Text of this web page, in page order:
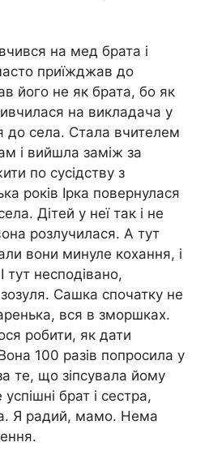
на мед брата і
приїжджав до
його не як брата, бо як
на викладача у
до села. Стала вчителем
і вийшла заміж за
по сусідству з
років Ірка повернулася
Дітей у неї так і не
розлучилася. А тут
вони минуле кохання, і
тут несподівано,
Сашка спочатку не
вся в зморшках.
робити, як дати
100 разів попросила у
те, що зіпсувала йому
брат і сестра,
Я радий, мамо. Нема